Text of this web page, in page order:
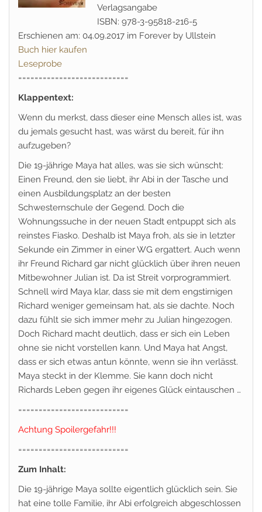
Verlagsangabe
ISBN: 978-3-95818-216-5
Erschienen am: 04.09.2017 im Forever by Ullstein
Buch hier kaufen
Leseprobe
===========================
Klappentext:
Wenn du merkst, dass dieser eine Mensch alles ist, was
du jemals gesucht hast, was wärst du bereit, für ihn
aufzugeben?
Die 19-jährige Maya hat alles, was sie sich wünscht:
Einen Freund, den sie liebt, ihr Abi in der Tasche und
einen Ausbildungsplatz an der besten
Schwesternschule der Gegend. Doch die
Wohnungssuche in der neuen Stadt entpuppt sich als
reinstes Fiasko. Deshalb ist Maya froh, als sie in letzter
Sekunde ein Zimmer in einer WG ergattert. Auch wenn
ihr Freund Richard gar nicht glücklich über ihren neuen
Mitbewohner Julian ist. Da ist Streit vorprogrammiert.
Schnell wird Maya klar, dass sie mit dem engstirnigen
Richard weniger gemeinsam hat, als sie dachte. Noch
dazu fühlt sie sich immer mehr zu Julian hingezogen.
Doch Richard macht deutlich, dass er sich ein Leben
ohne sie nicht vorstellen kann. Und Maya hat Angst,
dass er sich etwas antun könnte, wenn sie ihn verlässt.
Maya steckt in der Klemme. Sie kann doch nicht
Richards Leben gegen ihr eigenes Glück eintauschen …
===========================
Achtung Spoilergefahr!!!
===========================
Zum Inhalt:
Die 19-jährige Maya sollte eigentlich glücklich sein. Sie
hat eine tolle Familie, ihr Abi erfolgreich abgeschlossen